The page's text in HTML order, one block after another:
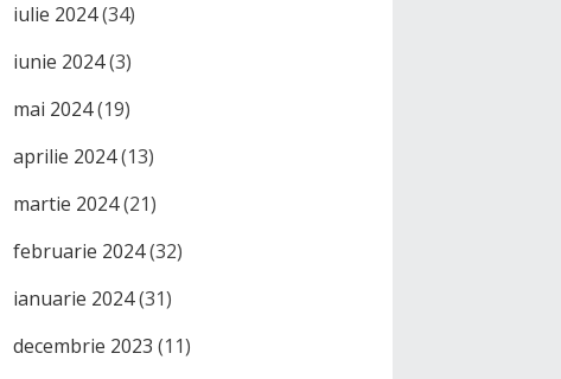
iulie 2024(34)
iunie 2024(3)
mai 2024(19)
aprilie 2024(13)
martie 2024(21)
februarie 2024(32)
ianuarie 2024(31)
decembrie 2023 (11)